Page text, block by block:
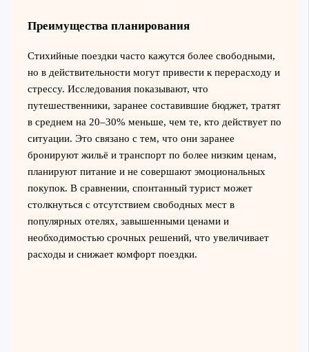
Преимущества планирования
Стихийные поездки часто кажутся более свободными,
но в действительности могут привести к перерасходу и
стрессу. Исследования показывают, что
путешественники, заранее составившие бюджет, тратят
в среднем на 20–30% меньше, чем те, кто действует по
ситуации. Это связано с тем, что они заранее
бронируют жильё и транспорт по более низким ценам,
планируют питание и не совершают эмоциональных
покупок. В сравнении, спонтанный турист может
столкнуться с отсутствием свободных мест в
популярных отелях, завышенными ценами и
необходимостью срочных решений, что увеличивает
расходы и снижает комфорт поездки.